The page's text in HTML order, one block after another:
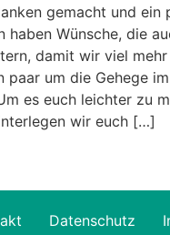
gemacht und ein
haben Wünsche, die
damit wir viel
paar um die Gehege
es euch leichter zu
wir euch […]
Datenschutz